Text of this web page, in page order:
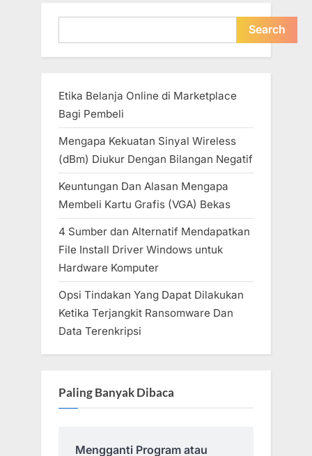
Search
Etika Belanja Online di Marketplace
Bagi Pembeli
Mengapa Kekuatan Sinyal Wireless
(dBm) Diukur Dengan Bilangan Negatif
Keuntungan Dan Alasan Mengapa
Membeli Kartu Grafis (VGA) Bekas
4 Sumber dan Alternatif Mendapatkan
File Install Driver Windows untuk
Hardware Komputer
Opsi Tindakan Yang Dapat Dilakukan
Ketika Terjangkit Ransomware Dan
Data Terenkripsi
Paling Banyak Dibaca
Mengganti Program atau